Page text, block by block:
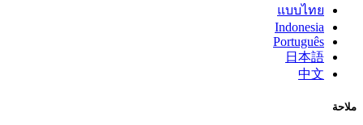
แบบไทย
Indonesia
Português
日本語
中文
ملاحة